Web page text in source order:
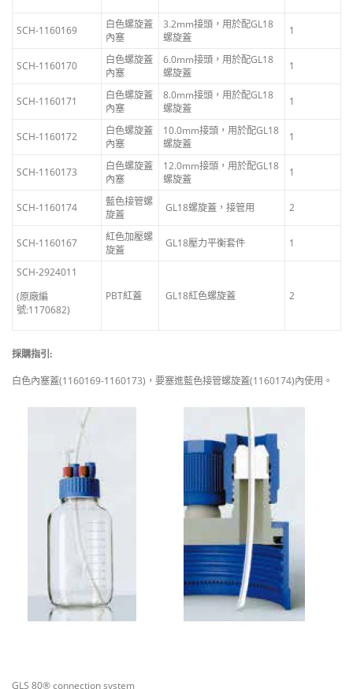
SCH-1160169
白色螺旋蓋
內塞
3.2mm接頭，用於配GL18
螺旋蓋
1
SCH-1160170
白色螺旋蓋
內塞
6.0mm接頭，用於配GL18
螺旋蓋
1
SCH-1160171
白色螺旋蓋
內塞
8.0mm接頭，用於配GL18
螺旋蓋
1
SCH-1160172
白色螺旋蓋
內塞
10.0mm接頭，用於配GL18
螺旋蓋
1
SCH-1160173
白色螺旋蓋
內塞
12.0mm接頭，用於配GL18
螺旋蓋
1
SCH-1160174
藍色接管螺
旋蓋
GL18螺旋蓋，接管用 2
SCH-1160167
紅色加壓螺
旋蓋
GL18壓力平衡套件 1
SCH-2924011
(原廠編
號:1170682)
PBT紅蓋 GL18紅色螺旋蓋 2
採購指引:
白色內塞蓋(1160169-1160173)，要塞進藍色接管螺旋蓋(1160174)內使用。
GLS 80® connection system